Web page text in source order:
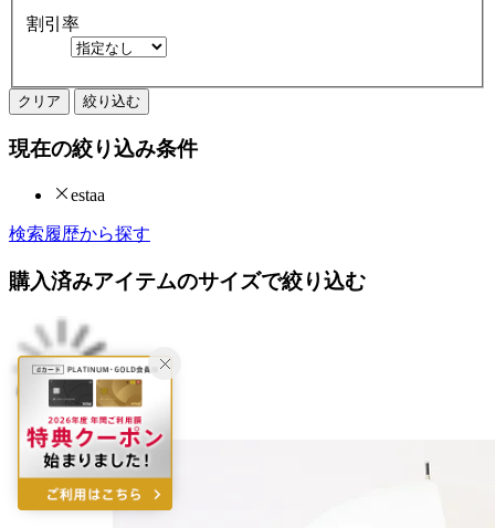
割引率
クリア 絞り込む
現在の絞り込み条件
estaa
検索履歴から探す
購入済みアイテムのサイズで絞り込む